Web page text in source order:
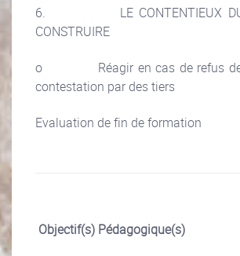
6. LE CONTENTIEUX DU
CONSTRUIRE
o Réagir en cas de refus de
contestation par des tiers
Evaluation de fin de formation
Objectif(s) Pédagogique(s)